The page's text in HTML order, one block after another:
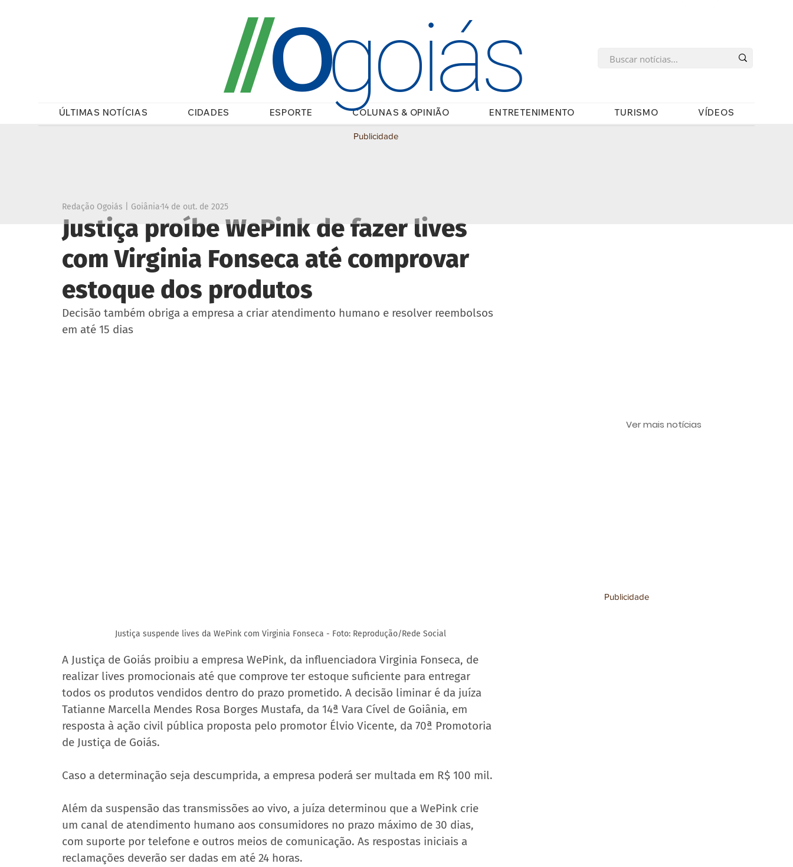
ÚLTIMAS NOTÍCIAS CIDADES ESPORTE COLUNAS & OPINIÃO ENTRETENIMENTO TURISMO VÍDEOS
//Ogoiás
Justiça proíbe WePink de fazer lives
com Virginia Fonseca até comprovar
estoque dos produtos
Redação Ogoiás | Goiânia14 de out. de 2025
Decisão também obriga a empresa a criar atendimento humano e resolver reembolsos
em até 15 dias
Justiça suspende lives da WePink com Virginia Fonseca - Foto: Reprodução/Rede Social
A Justiça de Goiás proibiu a empresa WePink, da influenciadora Virginia Fonseca, de
realizar lives promocionais até que comprove ter estoque suficiente para entregar
todos os produtos vendidos dentro do prazo prometido. A decisão liminar é da juíza
Tatianne Marcella Mendes Rosa Borges Mustafa, da 14ª Vara Cível de Goiânia, em
resposta à ação civil pública proposta pelo promotor Élvio Vicente, da 70ª Promotoria
de Justiça de Goiás.
Caso a determinação seja descumprida, a empresa poderá ser multada em R$ 100 mil.
Além da suspensão das transmissões ao vivo, a juíza determinou que a WePink crie
um canal de atendimento humano aos consumidores no prazo máximo de 30 dias,
com suporte por telefone e outros meios de comunicação. As respostas iniciais a
reclamações deverão ser dadas em até 24 horas.
Publicidade
Publicidade
Ver mais notícias